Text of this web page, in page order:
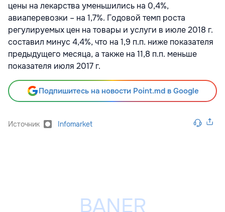
цены на лекарства уменьшились на 0,4%,
авиаперевозки – на 1,7%. Годовой темп роста
регулируемых цен на товары и услуги в июле 2018 г.
составил минус 4,4%, что на 1,9 п.п. ниже показателя
предыдущего месяца, а также на 11,8 п.п. меньше
показателя июля 2017 г.
Подпишитесь на новости Point.md в Google
Источник Infomarket